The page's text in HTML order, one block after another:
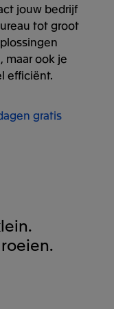
jouw bedrijf
tot groot
maar ook je
efficiënt.
gratis